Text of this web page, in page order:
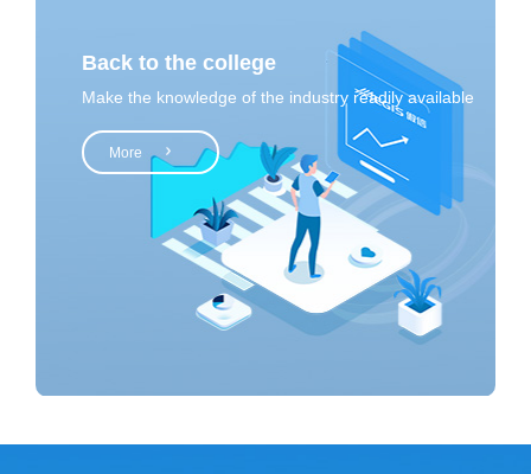
Back to the college
Make the knowledge of the industry readily available
More